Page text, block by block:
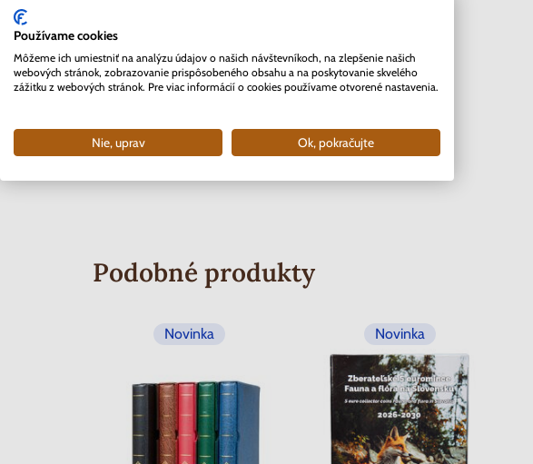
Podobné produkty
Novinka Novinka
Používame cookies
Môžeme ich umiestniť na analýzu údajov o našich návštevníkoch, na zlepšenie našich
webových stránok, zobrazovanie prispôsobeného obsahu a na poskytovanie skvelého
zážitku z webových stránok. Pre viac informácií o cookies používame otvorené nastavenia.
Nie, uprav Ok, pokračujte